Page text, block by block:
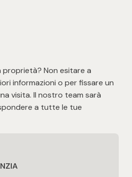
Non esitare a
informazioni o per fissare un
visita. Il nostro team sarà
a tutte le tue